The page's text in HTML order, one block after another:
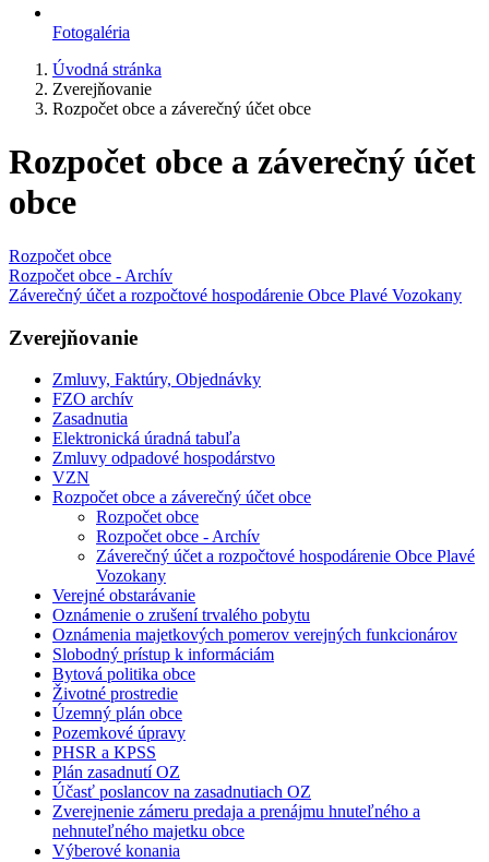
Fotogaléria
Úvodná stránka
Zverejňovanie
Rozpočet obce a záverečný účet obce
Rozpočet obce a záverečný účet
obce
Rozpočet obce
Rozpočet obce - Archív
Záverečný účet a rozpočtové hospodárenie Obce Plavé Vozokany
Zverejňovanie
Zmluvy, Faktúry, Objednávky
FZO archív
Zasadnutia
Elektronická úradná tabuľa
Zmluvy odpadové hospodárstvo
VZN
Rozpočet obce a záverečný účet obce
Rozpočet obce
Rozpočet obce - Archív
Záverečný účet a rozpočtové hospodárenie Obce Plavé
Vozokany
Verejné obstarávanie
Oznámenie o zrušení trvalého pobytu
Oznámenia majetkových pomerov verejných funkcionárov
Slobodný prístup k informáciám
Bytová politika obce
Životné prostredie
Územný plán obce
Pozemkové úpravy
PHSR a KPSS
Plán zasadnutí OZ
Účasť poslancov na zasadnutiach OZ
Zverejnenie zámeru predaja a prenájmu hnuteľného a
nehnuteľného majetku obce
Výberové konania